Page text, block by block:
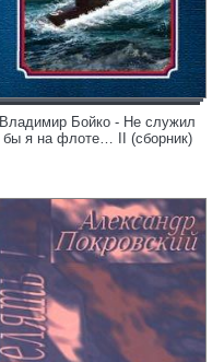
Владимир Бойко - Не служил
бы я на флоте… II (сборник)